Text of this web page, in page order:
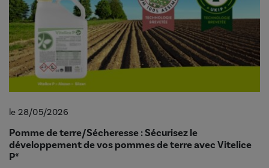
le 28/05/2026
Pomme de terre/Sécheresse : Sécurisez le
développement de vos pommes de terre avec Vitelice
P*